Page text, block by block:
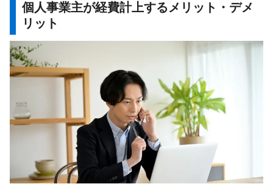
個人事業主が経費計上するメリット・デメ
リット